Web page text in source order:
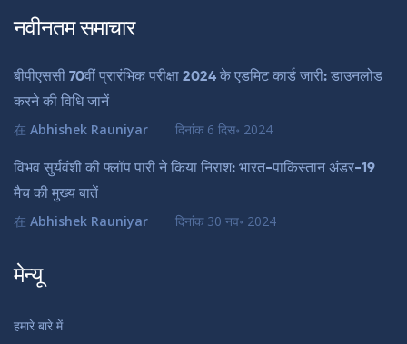
नवीनतम समाचार
बीपीएससी 70वीं प्रारंभिक परीक्षा 2024 के एडमिट कार्ड जारी: डाउनलोड
करने की विधि जानें
在 Abhishek Rauniyar दिनांक 6 दिस॰ 2024
विभव सुर्यवंशी की फ्लॉप पारी ने किया निराश: भारत-पाकिस्तान अंडर-19
मैच की मुख्य बातें
在 Abhishek Rauniyar दिनांक 30 नव॰ 2024
मेन्यू
हमारे बारे में